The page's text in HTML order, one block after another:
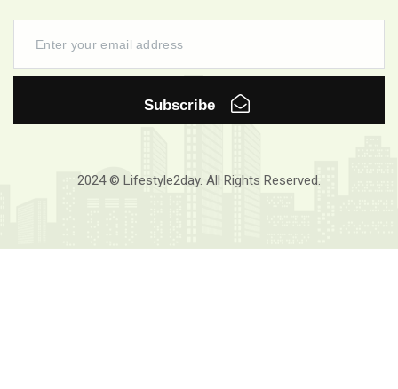
Subscribe
2024 © Lifestyle2day. All Rights Reserved.